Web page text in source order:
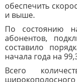
обеспечить
и выше.
По состоянию
абонентов,
составило
начала года на
Всего
широкополосного